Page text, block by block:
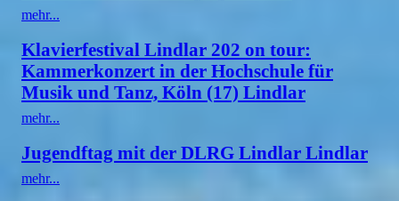
mehr...
Klavierfestival Lindlar 202 on tour:
Kammerkonzert in der Hochschule für
Musik und Tanz, Köln (17) Lindlar
mehr...
Jugendftag mit der DLRG Lindlar Lindlar
mehr...